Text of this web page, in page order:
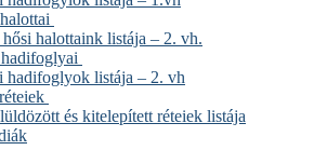
hősi halottaink listája – 2. vh.
hadifoglyok listája – 2. vh
és kitelepített réteiek listája